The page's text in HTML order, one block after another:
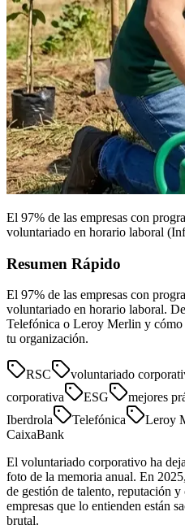
El 97% de las empresas con
voluntariado en horario laboral
Resumen Rápido
El 97% de las empresas con
voluntariado en horario laboral.
Telefónica o Leroy Merlin y cómo
tu organización.
RSC voluntariado
corporativa
ESG mejores
Iberdrola
Telefónica Leroy
CaixaBank
El voluntariado corporativo ha
foto de la memoria anual. En
de gestión de talento, reputación
empresas que lo entienden están
brutal.